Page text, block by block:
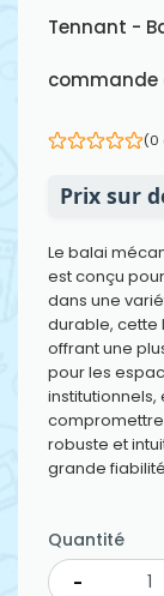
Tennant -
commande
(0
Prix sur
Le balai
est conçu
dans une
durable, cette
offrant une
pour les
robuste et
grande
Quantité
-